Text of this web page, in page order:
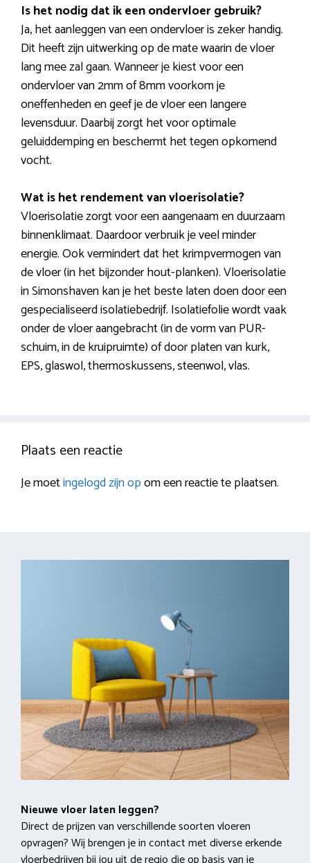
Is het nodig dat ik een ondervloer gebruik?
Ja, het aanleggen van een ondervloer is zeker handig.
Dit heeft zijn uitwerking op de mate waarin de vloer
lang mee zal gaan. Wanneer je kiest voor een
ondervloer van 2mm of 8mm voorkom je
oneffenheden en geef je de vloer een langere
levensduur. Daarbij zorgt het voor optimale
geluiddemping en beschermt het tegen opkomend
vocht.
Wat is het rendement van vloerisolatie?
Vloerisolatie zorgt voor een aangenaam en duurzaam
binnenklimaat. Daardoor verbruik je veel minder
energie. Ook vermindert dat het krimpvermogen van
de vloer (in het bijzonder hout-planken). Vloerisolatie
in Simonshaven kan je het beste laten doen door een
gespecialiseerd isolatiebedrijf. Isolatiefolie wordt vaak
onder de vloer aangebracht (in de vorm van PUR-
schuim, in de kruipruimte) of door platen van kurk,
EPS, glaswol, thermoskussens, steenwol, vlas.
Plaats een reactie
Je moetingelogd zijn opom een reactie te plaatsen.
Nieuwe vloer laten leggen?
Direct de prijzen van verschillende soorten vloeren
opvragen? Wij brengen je in contact met diverse erkende